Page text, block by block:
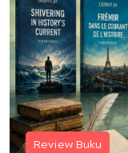
Review Buku